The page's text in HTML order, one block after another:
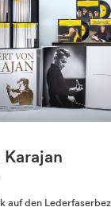
auf den